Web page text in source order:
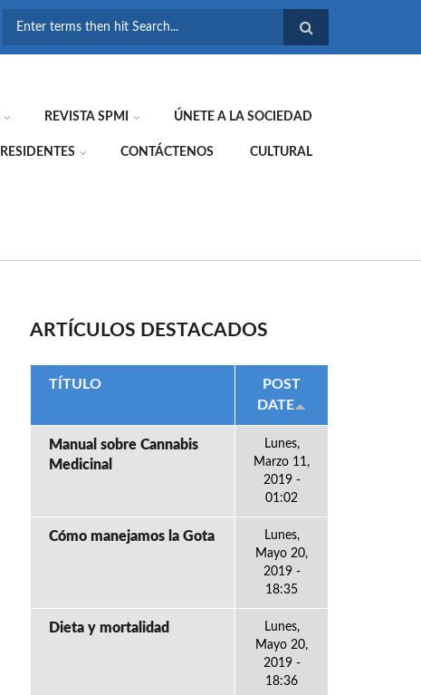
REVISTA SPMI ÚNETE A LA SOCIEDAD
RESIDENTES CONTÁCTENOS CULTURAL
ARTÍCULOS DESTACADOS
TÍTULO
POST
DATE
Manual sobre Cannabis
Medicinal
Lunes,
Marzo 11,
2019 -
01:02
Cómo manejamos la Gota
Lunes,
Mayo 20,
2019 -
18:35
Dieta y mortalidad
Lunes,
Mayo 20,
2019 -
18:36